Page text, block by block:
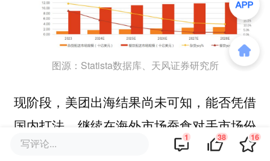
图源：Statista数据库、天风证券研究所
现阶段，美团出海结果尚未可知，能否凭借
国内打法，继续在海外市场蚕食对手市场份
额尚需实践验证。
写评论... 1 38 16